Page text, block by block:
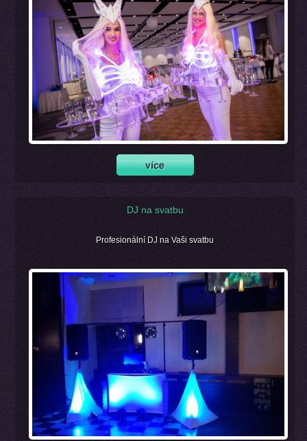
DJ na svatbu
Profesionální DJ na Vaši svatbu